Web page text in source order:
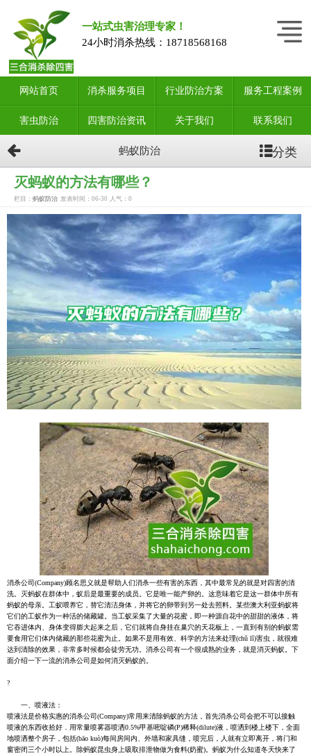
一站式虫害治理专家！
24小时消杀热线： 18718568168
网站首页 消杀服务项目 行业防治方案 服务工程案例
害虫防治 四害防治资讯 关于我们 联系我们
蚂蚁防治 分类
灭蚂蚁的方法有哪些？
栏目： 蚂蚁防治 发表时间：06-30 人气： 0
消杀公司(Company)顾名思义就是帮助人们消杀一些有害的东西，其中最常见的就是对四害的清
洗。灭蚂蚁在群体中，蚁后是最重要的成员。它是唯一能产卵的。这意味着它是这一群体中所有
蚂蚁的母亲。工蚁喂养它，替它清洁身体，并将它的卵带到另一处去照料。某些澳大利亚蚂蚁将
它们的工蚁作为一种活的储藏罐。当工蚁采集了大量的花蜜，即一种源自花中的甜甜的液体，将
它吞进体内、身体变得膨大起来之后，它们就将自身挂在巢穴的天花板上，一直到有别的蚂蚁需
要食用它们体内储藏的那些花蜜为止。如果不是用有效、科学的方法来处理(chǔ lǐ)害虫，就很难
达到清除的效果，非常多时候都会徒劳无功。消杀公司有一个很成熟的业务，就是消灭蚂蚁。下
面介绍一下一流的消杀公司是如何消灭蚂蚁的。
?
一、喷液法：
喷液法是价格实惠的消杀公司(Company)常用来清除蚂蚁的方法，首先消杀公司会把不可以接触
喷液的东西收拾好．用常量喷雾器喷洒0.5%甲基嘧啶磷(P)稀释(dilute)液，喷洒到楼上楼下，全面
地喷洒整个房子，包括(bāo kuò)每间房间内、外墙和家具缝，喷完后，人就有立即离开，将门和
窗密闭三个小时以上。除蚂蚁昆虫身上吸取排泄物做为食料(奶蜜)。蚂蚁为什么知道冬天快来了